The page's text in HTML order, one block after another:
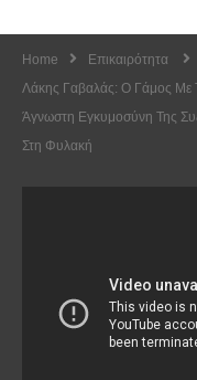
Home
Επικαιρότητα
Λάκης Γαβαλάς: Ο Γάμος Με
Άγνωστη Εγκυμοσύνη Της
Στη Φυλακή